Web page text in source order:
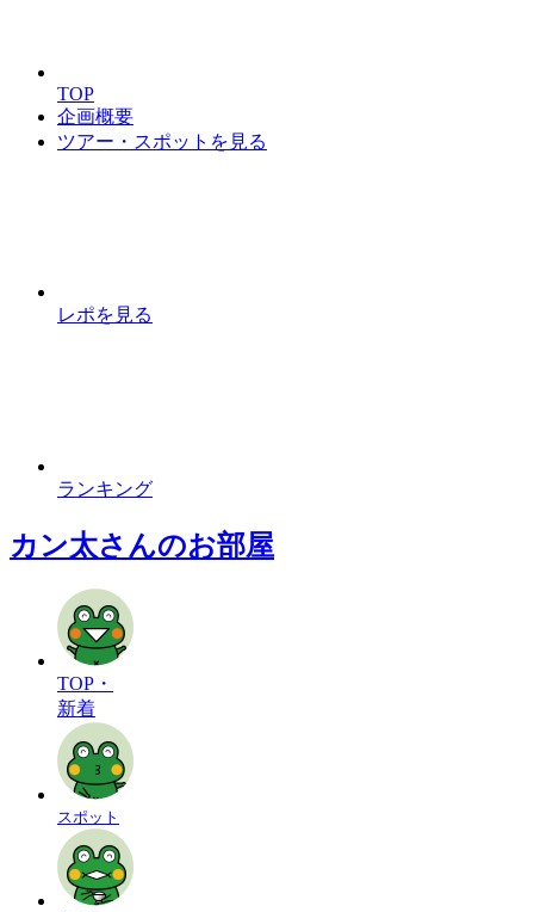
TOP
企画概要
ツアー・スポットを見る
レポを見る
ランキング
カン太さんのお部屋
TOP・
新着
スポット